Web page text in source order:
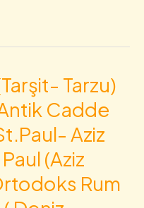
Tarzu)
Cadde
Aziz
(Aziz
Rum